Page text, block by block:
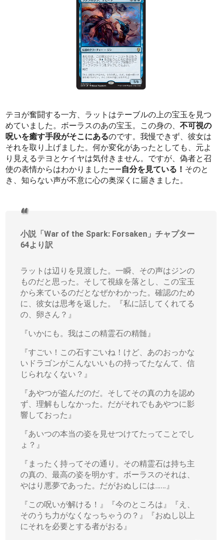
テヨが奮闘する一方、ラットはテーブルの上の宝玉を見つ
めていました。ボーラスのあの宝玉。この身の、不可視の
呪いを癒す手段がそこにあるのです。我慢できず、彼女は
それを取り上げました。何か変化があったとしても、元よ
り見えるテヨとケイヤは気付きません。ですが、偽者と召
使の表情からはわかりました――自分を見ている！ そのと
き、知らない声が不意に心の奥深くに届きました。
小説「War of the Spark: Forsaken」チャプター
64より訳
ラットは辺りを見渡した。一瞬、その声はジンの
ものだと思った。そして視線を落とし、この宝玉
から来ているのだとなぜかわかった。確認のため
に、彼女は思考を返した。『私に話してくれてる
の、卵さん？』
『いかにも。我はこの精霊石の精髄』
『すごい！この石すごいね！けど、あのおっかな
いドラゴンがこんないいもの持ってたなんて、信
じられなくない？』
『あやつが盗んだのだ。そしてその真の力を認め
ず、理解もしなかった。だがそれでもあやつに影
響しておった』
『あいつの本当の姿を見せつけてたってことでし
ょ？』
『まったく持ってその通り。その精霊石は持ち主
の真の、最高の姿を明かす。ボーラスのそれは、
やはり悪夢であった。だがおぬしには……』
『この呪いが解ける！』『今のところは』『え、
そのうち力がなくなっちゃうの？』『おぬし以上
にそれを必要とする者がおる』